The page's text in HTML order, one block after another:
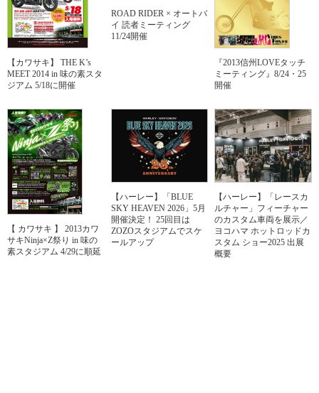
【カワサキ】 THE K’s
MEET 2014 in 味の素スタ
ジアム 5/18に開催
ROAD RIDER × オートバ
イ 読者ミーティング
11/24開催
『2013信州LOVEタッチ
ミーティング』8/24・25
開催
【 カワサキ 】 2013カワ
サキNinja×Z祭り in 味の
素スタジアム 4/29に順延
【ハーレー】「BLUE
SKY HEAVEN 2026」5月
開催決定！ 25回目は
ZOZOスタジアムでスケ
ールアップ
【ハーレー】「レースカ
ルチャー」フィーチャー
のカスタム車両を展示／
ヨコハマ ホットロッドカ
スタム ショー2025 出展
概要